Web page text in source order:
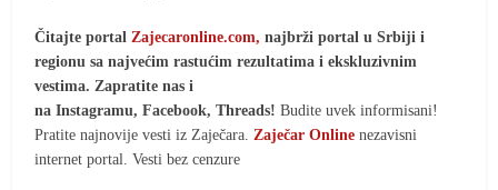
Čitajte portalZajecaronline.com, najbrži portal u Srbiji i
regionu sa najvećim rastućim rezultatima i ekskluzivnim
vestima. Zapratite nas i
na Instagramu, Facebook, Threads!Budite uvek informisani!
Pratite najnovije vesti iz Zaječara. Zaječar Onlinenezavisni
internet portal. Vesti bez cenzure